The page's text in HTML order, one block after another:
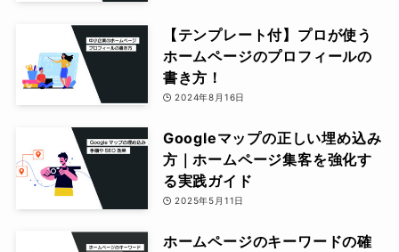
【テンプレート付】プロが使う
ホームページのプロフィールの
書き方！
2024年8月16日
Googleマップの正しい埋め込み
方｜ホームページ集客を強化す
る実践ガイド
2025年5月11日
ホームページのキーワードの確